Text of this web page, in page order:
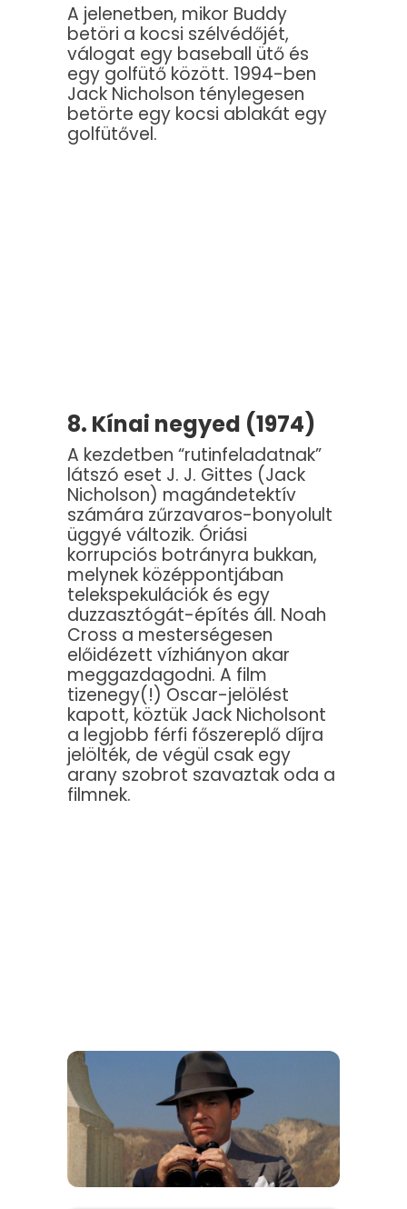
A jelenetben, mikor Buddy
betöri a kocsi szélvédőjét,
válogat egy baseball ütő és
egy golfütő között. 1994-ben
Jack Nicholson ténylegesen
betörte egy kocsi ablakát egy
golfütővel.
8. Kínai negyed (1974)
A kezdetben “rutinfeladatnak”
látszó eset J. J. Gittes (Jack
Nicholson) magándetektív
számára zűrzavaros-bonyolult
üggyé változik. Óriási
korrupciós botrányra bukkan,
melynek középpontjában
telekspekulációk és egy
duzzasztógát-építés áll. Noah
Cross a mesterségesen
előidézett vízhiányon akar
meggazdagodni. A film
tizenegy(!) Oscar-jelölést
kapott, köztük Jack Nicholsont
a legjobb férfi főszereplő díjra
jelölték, de végül csak egy
arany szobrot szavaztak oda a
filmnek.